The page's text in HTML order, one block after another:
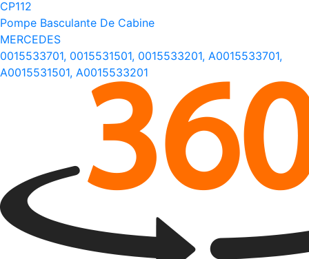
CP112
Pompe Basculante De Cabine
MERCEDES
0015533701, 0015531501, 0015533201, A0015533701,
A0015531501, A0015533201